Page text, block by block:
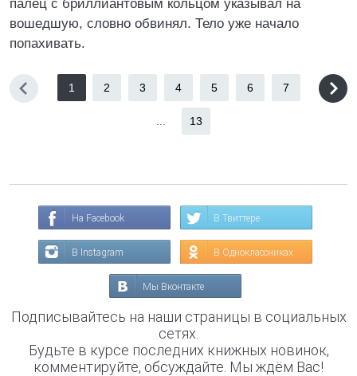
палец с бриллиантовым кольцом указывал на
вошедшую, словно обвинял. Тело уже начало
попахивать.
1 2 3 4 5 6 7
13
На Facebook В Твиттере
В Instagram В Одноклассниках
Мы Вконтакте
Подписывайтесь на наши страницы в социальных
сетях.
Будьте в курсе последних книжных новинок,
комментируйте, обсуждайте. Мы ждём Вас!